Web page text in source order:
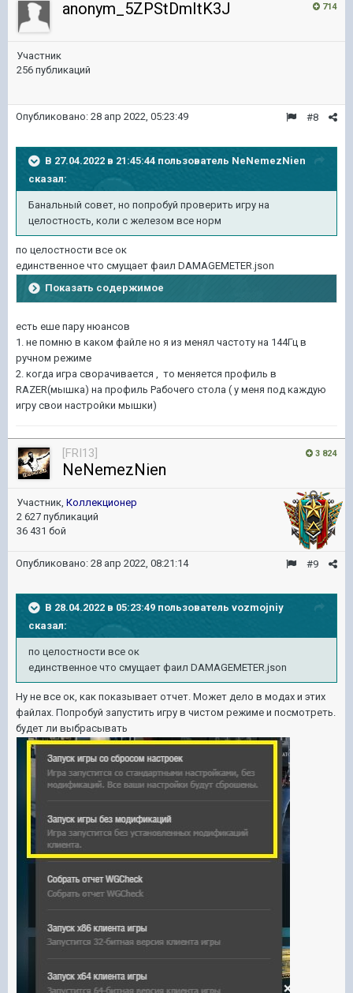
714
anonym_5ZPStDmItK3J
Участник
256 публикаций
#8
Опубликовано: 28 апр 2022, 05:23:49
В 27.04.2022 в 21:45:44 пользователь NeNemezNien
сказал:
Банальный совет, но попробуй проверить игру на
целостность, коли с железом все норм
по целостности все ок
единственное что смущает фаил DAMAGEMETER.json
Показать содержимое
есть еше пару нюансов
1. не помню в каком файле но я из менял частоту на 144Гц в
ручном режиме
2. когда игра сворачивается , то меняется профиль в
RAZER(мышка) на профиль Рабочего стола ( у меня под каждую
игру свои настройки мышки)
3 824
[FRI13]
NeNemezNien
Участник, Коллекционер
2 627 публикаций
36 431 бой
#9
Опубликовано: 28 апр 2022, 08:21:14
В 28.04.2022 в 05:23:49 пользователь vozmojniy
сказал:
по целостности все ок
единственное что смущает фаил DAMAGEMETER.json
Ну не все ок, как показывает отчет. Может дело в модах и этих
файлах. Попробуй запустить игру в чистом режиме и посмотреть.
будет ли выбрасывать